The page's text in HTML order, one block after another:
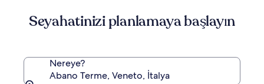
fazla
bilgi
Seyahatinizi planlamaya başlayın
Nereye?
Abano Terme, Veneto, İtalya